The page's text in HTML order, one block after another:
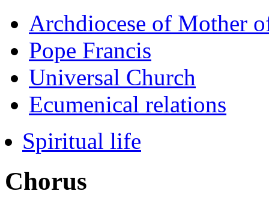
Archdiocese of Mother
Pope Francis
Universal Church
Ecumenical relations
Spiritual life
Chorus